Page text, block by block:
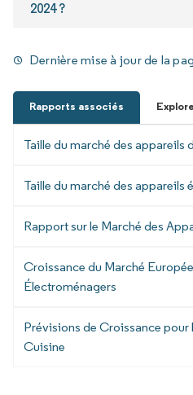
2024 ?
Dernière mise à jour de la
Rapports associés
Taille du marché des appareils
Taille du marché des appareils
Rapport sur le Marché des
Croissance du Marché
Électroménagers
Prévisions de Croissance pour
Cuisine